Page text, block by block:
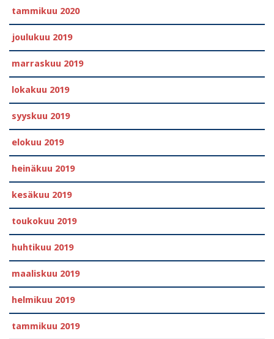
tammikuu 2020
joulukuu 2019
marraskuu 2019
lokakuu 2019
syyskuu 2019
elokuu 2019
heinäkuu 2019
kesäkuu 2019
toukokuu 2019
huhtikuu 2019
maaliskuu 2019
helmikuu 2019
tammikuu 2019